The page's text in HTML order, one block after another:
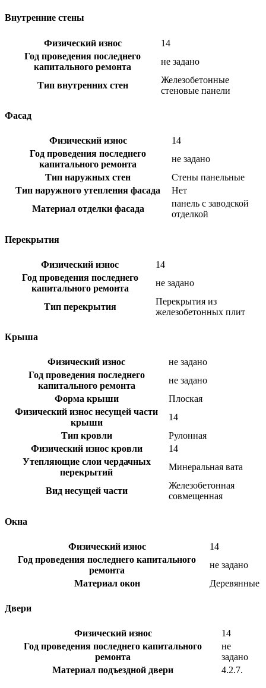
Внутренние стены
Физический износ
14
Год проведения последнего
капитального ремонта
не задано
Тип внутренних стен
Железобетонные
стеновые панели
Фасад
Физический износ
14
Год проведения последнего
капитального ремонта
не задано
Тип наружных стен
Стены панельные
Тип наружного утепления фасада
Нет
Материал отделки фасада
панель с заводской
отделкой
Перекрытия
Физический износ
14
Год проведения последнего
капитального ремонта
не задано
Тип перекрытия
Перекрытия из
железобетонных плит
Крыша
Физический износ
не задано
Год проведения последнего
капитального ремонта
не задано
Форма крыши
Плоская
Физический износ несущей части
крыши
14
Тип кровли
Рулонная
Физический износ кровли
14
Утепляющие слои чердачных
перекрытий
Минеральная вата
Вид несущей части
Железобетонная
совмещенная
Окна
Физический износ
14
Год проведения последнего капитального
ремонта
не задано
Материал окон
Деревянные
Двери
Физический износ
14
Год проведения последнего капитального
ремонта
не
задано
Материал подъездной двери
4.2.7.